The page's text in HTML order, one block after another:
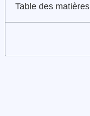
Table des matières